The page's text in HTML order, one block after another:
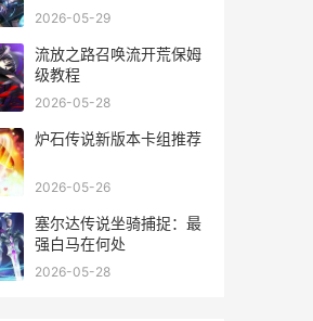
2026-05-29
流放之路召唤流开荒保姆
级教程
2026-05-28
炉石传说新版本卡组推荐
2026-05-26
塞尔达传说坐骑捕捉：最
强白马在何处
2026-05-28